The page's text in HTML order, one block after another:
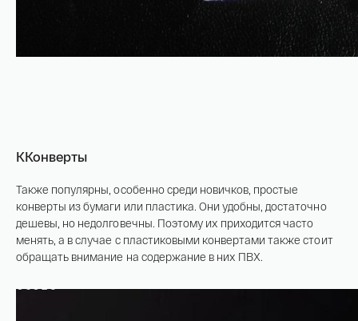
ККонверты
Также популярны, особенно среди новичков, простые
конверты из бумаги или пластика. Они удобны, достаточно
дешевы, но недолговечны. Поэтому их приходится часто
менять, а в случае с пластиковыми конвертами также стоит
обращать внимание на содержание в них ПВХ.